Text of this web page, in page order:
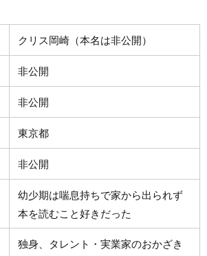
クリス岡崎（本名は非公開）
非公開
非公開
東京都
非公開
幼少期は喘息持ちで家から出られず
本を読むこと好きだった
独身、タレント・実業家のおかざき